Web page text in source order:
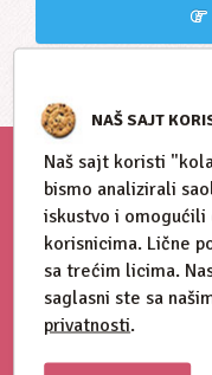
NAŠ SAJT
Naš sajt koristi
bismo analizirali
iskustvo i
korisnicima. Lične
sa trećim licima.
saglasni ste sa
privatnosti.